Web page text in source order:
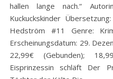
hallen lange nach.“
Kuckuckskinder
Hedström #11 Genre:
Erscheinungsdatum: 29.
22,99€ (Gebunden);
Eisprinzessin schläft Der